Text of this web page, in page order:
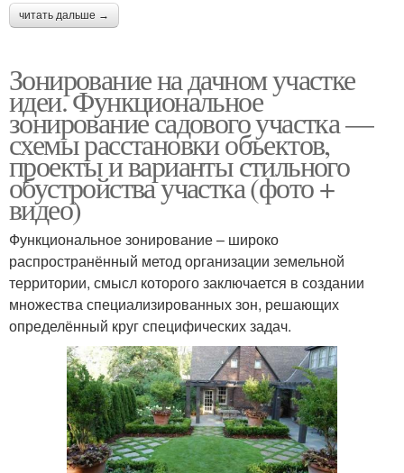
читать дальше →
Зонирование на дачном участке
идеи. Функциональное
зонирование садового участка —
схемы расстановки объектов,
проекты и варианты стильного
обустройства участка (фото +
видео)
Функциональное зонирование – широко
распространённый метод организации земельной
территории, смысл которого заключается в создании
множества специализированных зон, решающих
определённый круг специфических задач.